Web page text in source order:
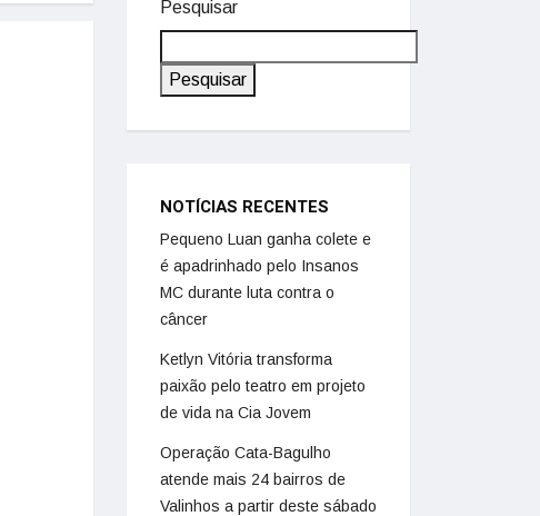
Pesquisar
Pesquisar
NOTÍCIAS RECENTES
Pequeno Luan ganha colete e
é apadrinhado pelo Insanos
MC durante luta contra o
câncer
Ketlyn Vitória transforma
paixão pelo teatro em projeto
de vida na Cia Jovem
Operação Cata-Bagulho
atende mais 24 bairros de
Valinhos a partir deste sábado